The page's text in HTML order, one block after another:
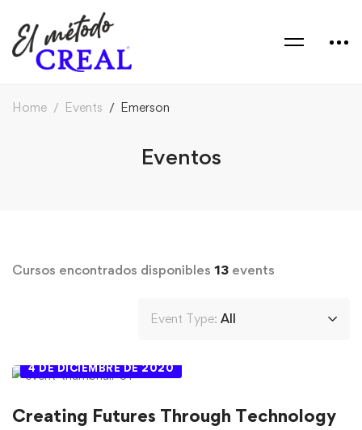
Home Events Emerson
Eventos
Cursos encontrados disponibles 13 events
Event Type: All
4 DE DICIEMBRE DE 2020
Creating Futures Through Technology